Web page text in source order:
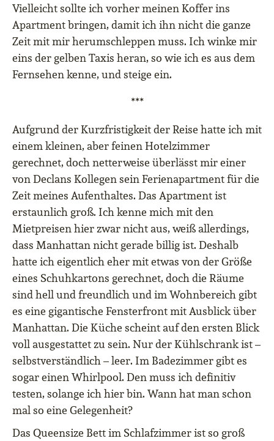
Vielleicht sollte ich vorher meinen Koffer ins
Apartment bringen, damit ich ihn nicht die ganze
Zeit mit mir herumschleppen muss. Ich winke mir
eins der gelben Taxis heran, so wie ich es aus dem
Fernsehen kenne, und steige ein.
***
Aufgrund der Kurzfristigkeit der Reise hatte ich mit
einem kleinen, aber feinen Hotelzimmer
gerechnet, doch netterweise überlässt mir einer
von Declans Kollegen sein Ferienapartment für die
Zeit meines Aufenthaltes. Das Apartment ist
erstaunlich groß. Ich kenne mich mit den
Mietpreisen hier zwar nicht aus, weiß allerdings,
dass Manhattan nicht gerade billig ist. Deshalb
hatte ich eigentlich eher mit etwas von der Größe
eines Schuhkartons gerechnet, doch die Räume
sind hell und freundlich und im Wohnbereich gibt
es eine gigantische Fensterfront mit Ausblick über
Manhattan. Die Küche scheint auf den ersten Blick
voll ausgestattet zu sein. Nur der Kühlschrank ist –
selbstverständlich – leer. Im Badezimmer gibt es
sogar einen Whirlpool. Den muss ich definitiv
testen, solange ich hier bin. Wann hat man schon
mal so eine Gelegenheit?
Das Queensize Bett im Schlafzimmer ist so groß